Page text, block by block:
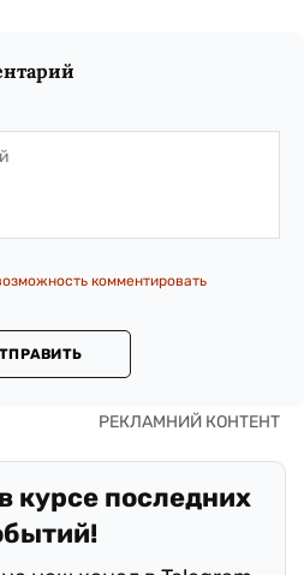
комментировать
курсе последних